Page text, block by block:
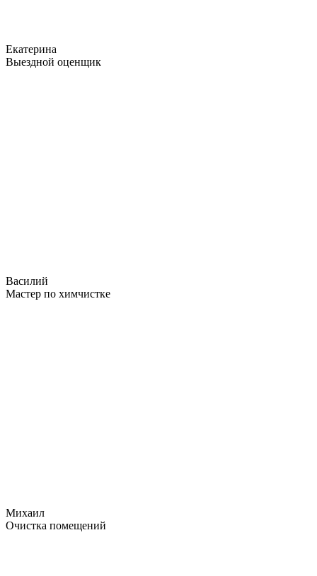
Екатерина
Выездной оценщик
Василий
Мастер по химчистке
Михаил
Очистка помещений